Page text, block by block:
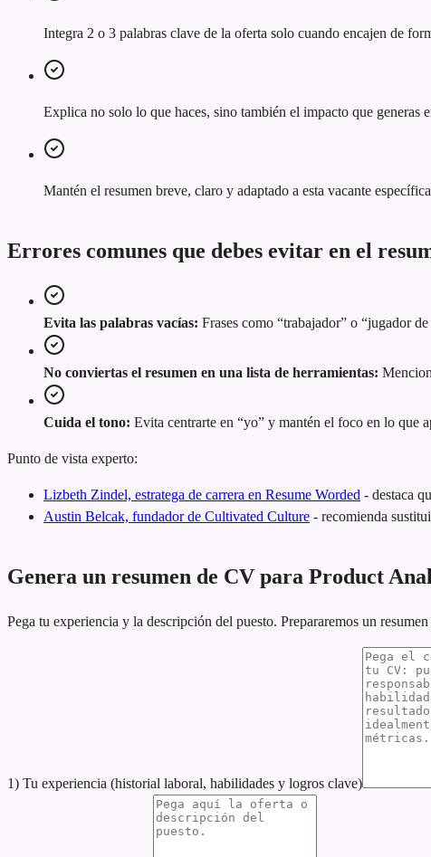
Integra 2 o 3 palabras clave de la oferta solo cuando encajen de
Explica no solo lo que haces, sino también el impacto que generas
Mantén el resumen breve, claro y adaptado a esta vacante
Errores comunes que debes evitar en el
Evita las palabras vacías: Frases como “trabajador” o “jugador
No conviertas el resumen en una lista de herramientas:
Cuida el tono: Evita centrarte en “yo” y mantén el foco en lo que
Punto de vista experto:
Lizbeth Zindel, estratega de carrera en Resume Worded - destaca
Austin Belcak, fundador de Cultivated Culture - recomienda
Genera un resumen de CV para Product
Pega tu experiencia y la descripción del puesto. Prepararemos un resumen
1) Tu experiencia (historial laboral, habilidades y logros clave)